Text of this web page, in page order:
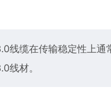
线缆在传输稳定性上
线材。